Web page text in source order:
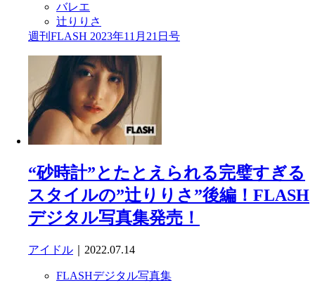
バレエ
辻りりさ
週刊FLASH 2023年11月21日号
“砂時計”とたとえられる完璧すぎる
スタイルの”辻りりさ”後編！FLASH
デジタル写真集発売！
アイドル ｜2022.07.14
FLASHデジタル写真集